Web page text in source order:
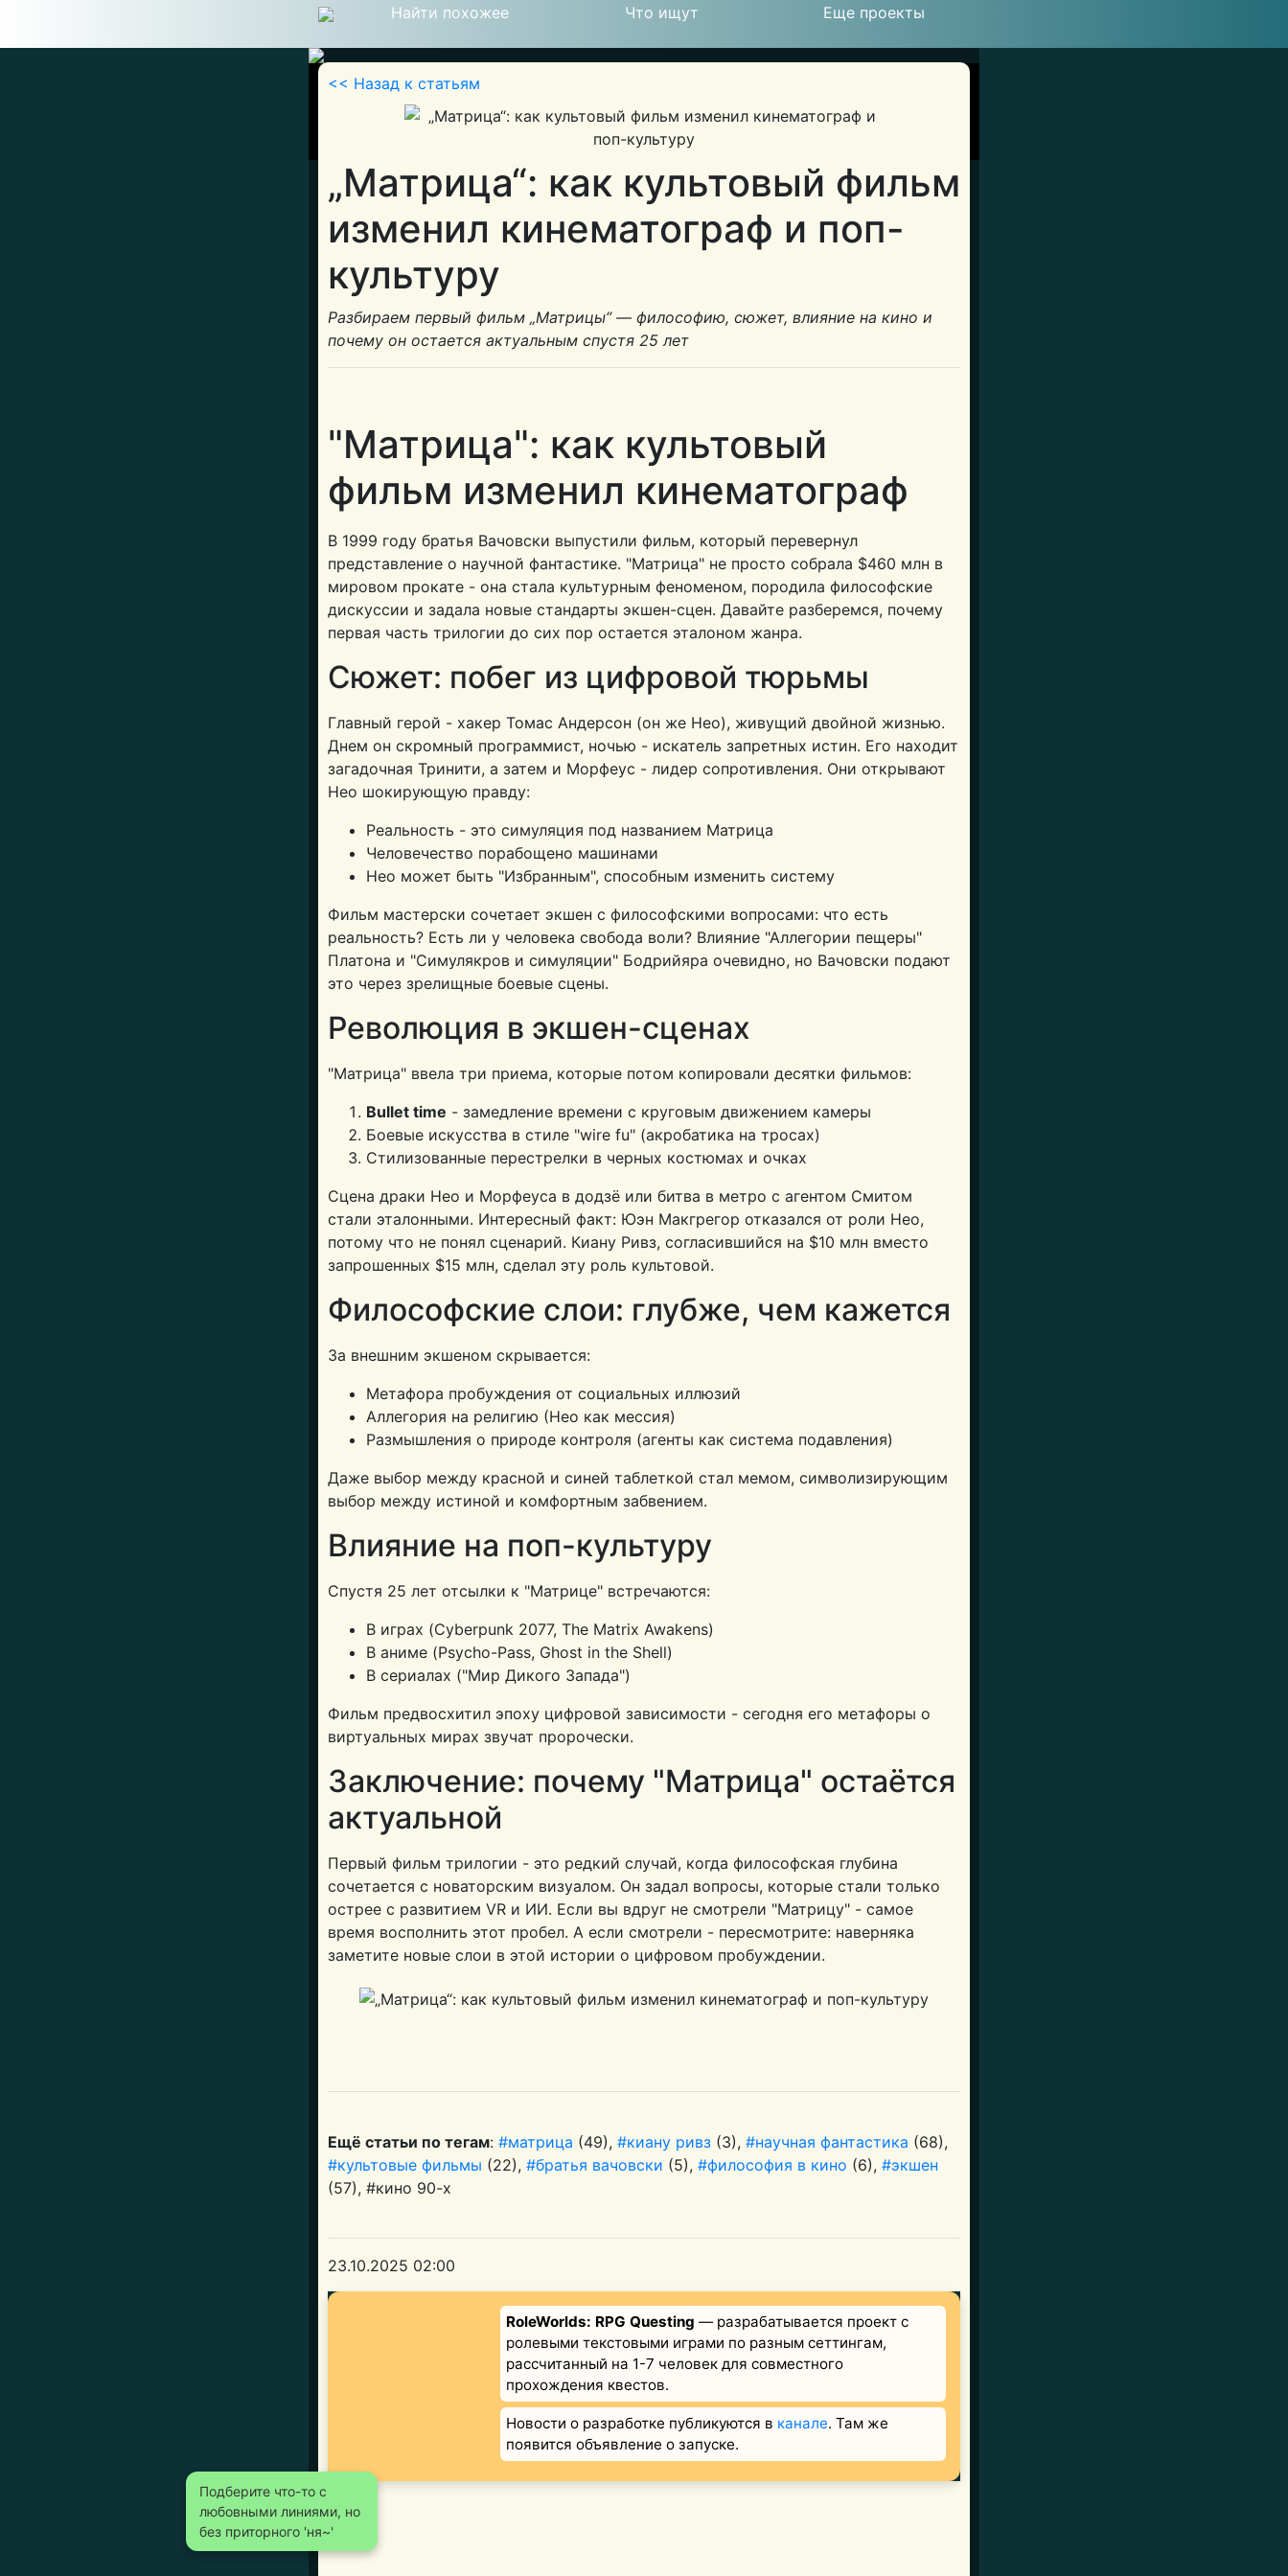
Найти похожее Что ищут Еще проекты
© 2026
<< Назад к статьям
„Матрица“: как культовый фильм
изменил кинематограф и поп-
культуру
Разбираем первый фильм „Матрицы“ — философию, сюжет, влияние на кино и
почему он остается актуальным спустя 25 лет
"Матрица": как культовый
фильм изменил кинематограф
В 1999 году братья Вачовски выпустили фильм, который перевернул
представление о научной фантастике. "Матрица" не просто собрала $460 млн в
мировом прокате - она стала культурным феноменом, породила философские
дискуссии и задала новые стандарты экшен-сцен. Давайте разберемся, почему
первая часть трилогии до сих пор остается эталоном жанра.
Сюжет: побег из цифровой тюрьмы
Главный герой - хакер Томас Андерсон (он же Нео), живущий двойной жизнью.
Днем он скромный программист, ночью - искатель запретных истин. Его находит
загадочная Тринити, а затем и Морфеус - лидер сопротивления. Они открывают
Нео шокирующую правду:
Реальность - это симуляция под названием Матрица
Человечество порабощено машинами
Нео может быть "Избранным", способным изменить систему
Фильм мастерски сочетает экшен с философскими вопросами: что есть
реальность? Есть ли у человека свобода воли? Влияние "Аллегории пещеры"
Платона и "Симулякров и симуляции" Бодрийяра очевидно, но Вачовски подают
это через зрелищные боевые сцены.
Революция в экшен-сценах
"Матрица" ввела три приема, которые потом копировали десятки фильмов:
Bullet time - замедление времени с круговым движением камеры
Боевые искусства в стиле "wire fu" (акробатика на тросах)
Стилизованные перестрелки в черных костюмах и очках
Сцена драки Нео и Морфеуса в додзё или битва в метро с агентом Смитом
стали эталонными. Интересный факт: Юэн Макгрегор отказался от роли Нео,
потому что не понял сценарий. Киану Ривз, согласившийся на $10 млн вместо
запрошенных $15 млн, сделал эту роль культовой.
Философские слои: глубже, чем кажется
За внешним экшеном скрывается:
Метафора пробуждения от социальных иллюзий
Аллегория на религию (Нео как мессия)
Размышления о природе контроля (агенты как система подавления)
Даже выбор между красной и синей таблеткой стал мемом, символизирующим
выбор между истиной и комфортным забвением.
Влияние на поп-культуру
Спустя 25 лет отсылки к "Матрице" встречаются:
В играх (Cyberpunk 2077, The Matrix Awakens)
В аниме (Psycho-Pass, Ghost in the Shell)
В сериалах ("Мир Дикого Запада")
Фильм предвосхитил эпоху цифровой зависимости - сегодня его метафоры о
виртуальных мирах звучат пророчески.
Заключение: почему "Матрица" остаётся
актуальной
Первый фильм трилогии - это редкий случай, когда философская глубина
сочетается с новаторским визуалом. Он задал вопросы, которые стали только
острее с развитием VR и ИИ. Если вы вдруг не смотрели "Матрицу" - самое
время восполнить этот пробел. А если смотрели - пересмотрите: наверняка
заметите новые слои в этой истории о цифровом пробуждении.
Ещё статьи по тегам: #матрица (49), #киану ривз (3), #научная фантастика (68),
#культовые фильмы (22), #братья вачовски (5), #философия в кино (6), #экшен
(57), #кино 90-х
23.10.2025 02:00
RoleWorlds: RPG Questing — разрабатывается проект с
ролевыми текстовыми играми по разным сеттингам,
рассчитанный на 1-7 человек для совместного
прохождения квестов.
Новости о разработке публикуются в канале. Там же
появится объявление о запуске.
Подберите что-то с
любовными линиями, но
без приторного 'ня~'